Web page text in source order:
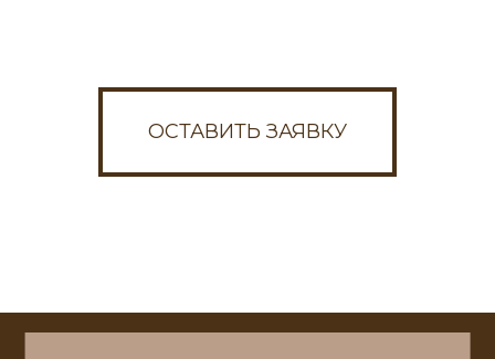
ОСТАВИТЬ ЗАЯВКУ